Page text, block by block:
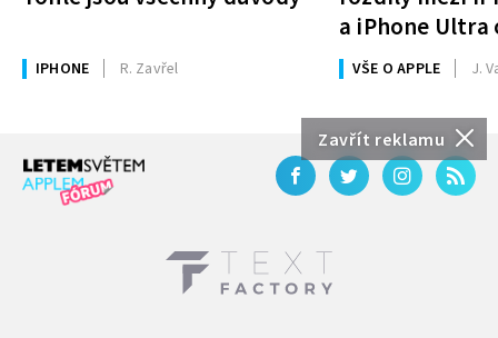
Zavřít reklamu
IPHONE R. Zavřel
a iPhone Ultra
rozhodnutí
VŠE O APPLE J.